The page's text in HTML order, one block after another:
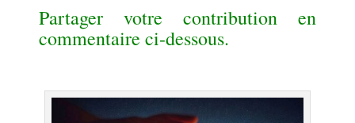
Partager votre contribution en
commentaire ci-dessous.